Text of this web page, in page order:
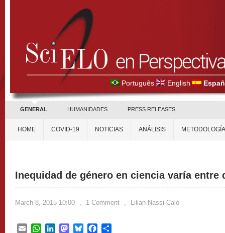
Português English
GENERAL HUMANIDADES PRESS RELEASES
HOME COVID-19 NOTICIAS ANÁLISIS METODOLOGÍA
Inequidad de género en ciencia varía entre
March 8, 2015 10:00 , 1 Comment , Lilian Nassi-Calò
EmailWhatsApp
LinkedInMastodon
BlueskyFacebook